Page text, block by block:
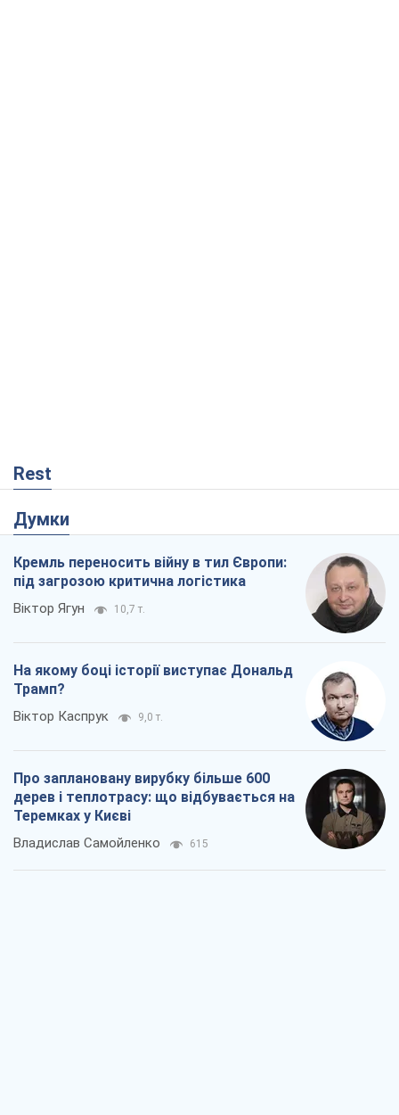
Rest
Думки
Кремль переносить війну в тил Європи:
під загрозою критична логістика
Віктор Ягун 10,7 т.
На якому боці історії виступає Дональд
Трамп?
Віктор Каспрук 9,0 т.
Про заплановану вирубку більше 600
дерев і теплотрасу: що відбувається на
Теремках у Києві
Владислав Самойленко 615